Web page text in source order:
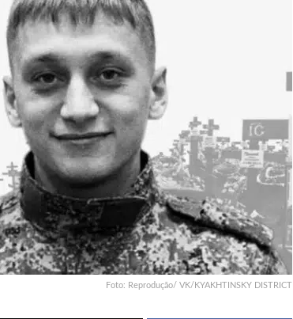
Foto: Reprodução/ VK/KYAKHTINSKY DISTRICT